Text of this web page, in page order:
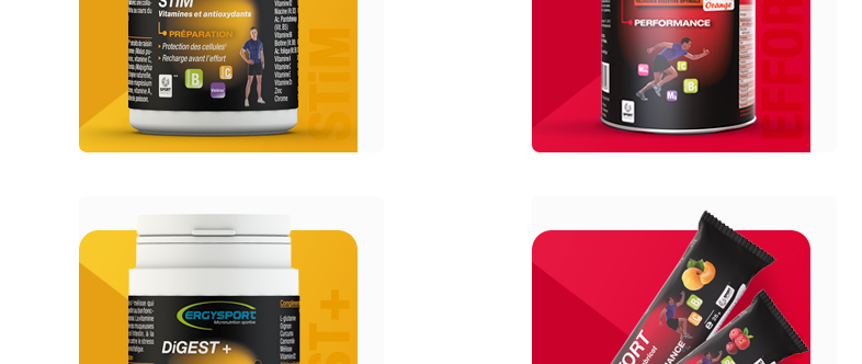
ERGYSPORT - Préparation
ERGYSPORT - Performance
barre EFFORT